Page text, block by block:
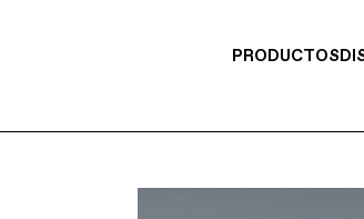
PRODUCTOS